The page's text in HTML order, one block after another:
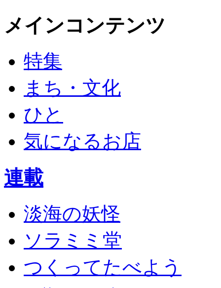
メインコンテンツ
特集
まち・文化
ひと
気になるお店
連載
淡海の妖怪
ソラミミ堂
つくってたべよう